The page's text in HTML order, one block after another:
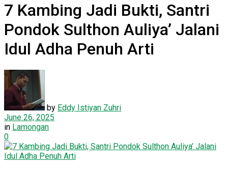
7 Kambing Jadi Bukti, Santri
Pondok Sulthon Auliya’ Jalani
Idul Adha Penuh Arti
by Eddy Istiyan Zuhri
June 26, 2025
in Lamongan
0